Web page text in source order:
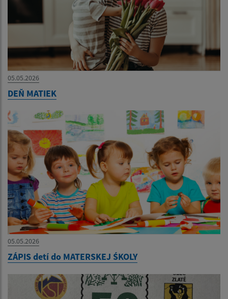
05.05.2026
DEŇ MATIEK
05.05.2026
ZÁPIS detí do MATERSKEJ ŚKOLY